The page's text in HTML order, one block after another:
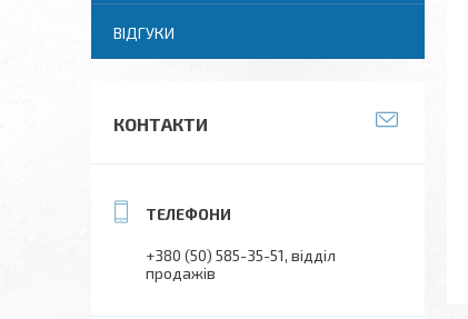
ВІДГУКИ
КОНТАКТИ
+380 (50) 585-35-51 відділ
продажів